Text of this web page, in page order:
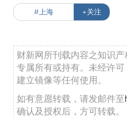
#上海 +关注
财新网所刊载内容之知识
专属所有或持有。未经许
建立镜像等任何使用。
如有意愿转载，请发邮件至
确认及授权后，方可转载。